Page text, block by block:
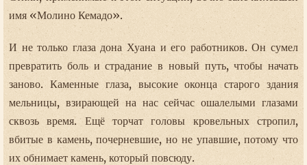
имя «Молино Кемадо».
И не только глаза дона Хуана и его работников. Он сумел
превратить боль и страдание в новый путь, чтобы начать
заново. Каменные глаза, высокие оконца старого здания
мельницы, взирающей на нас сейчас ошалелыми глазами
сквозь время. Ещё торчат головы кровельных стропил,
вбитые в камень, почерневшие, но не упавшие, потому что
их обнимает камень, который повсюду.